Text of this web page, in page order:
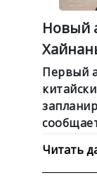
Новый
Первый
Читать